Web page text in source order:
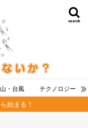
search
・台風 テクノロジー
始まる！